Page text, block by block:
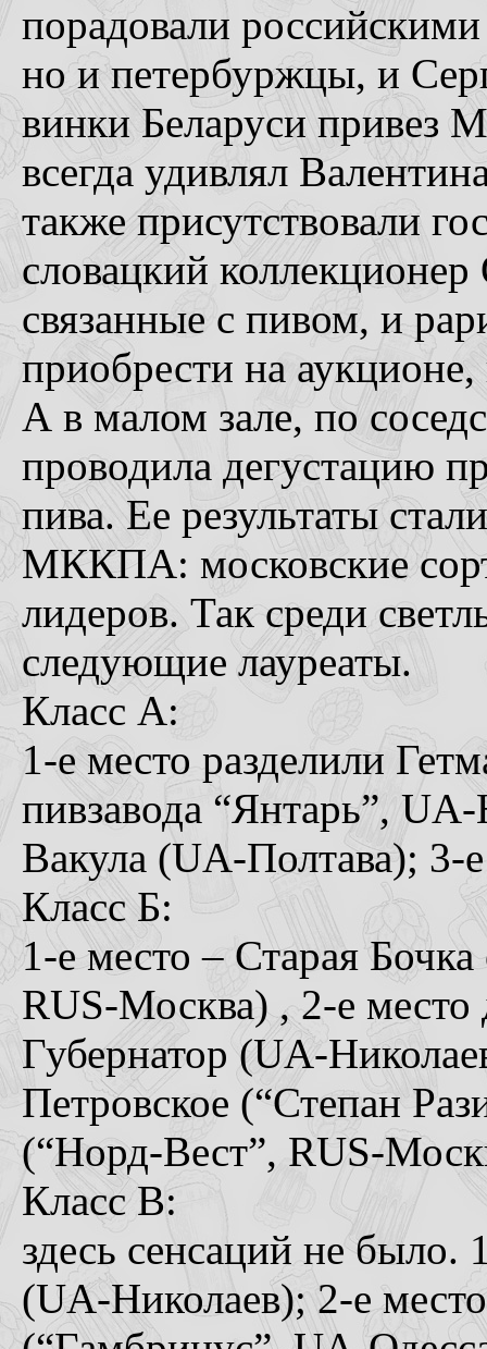
порадовали
но и петербуржцы, и
винки Беларуси привез
всегда удивлял
также присутствовали
словацкий
связанные с пивом, и
приобрести на
А в малом зале, по
проводила дегустацию
пива. Ее результаты
МККПА: московские
лидеров. Так среди
следующие лауреаты.
Класс А:
1-е место разделили
пивзавода “Янтарь”,
Вакула (UA-Полтава);
Класс Б:
1-е место – Старая
RUS-Москва) , 2-е место
Губернатор (UA-
Петровское (“Степан
(“Норд-Вест”, RUS-
Класс В:
здесь сенсаций не было.
(UA-Николаев); 2-е